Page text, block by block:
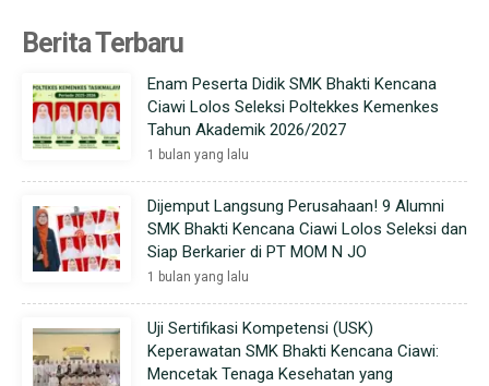
Berita Terbaru
Enam Peserta Didik SMK Bhakti Kencana
Ciawi Lolos Seleksi Poltekkes Kemenkes
Tahun Akademik 2026/2027
1 bulan yang lalu
Dijemput Langsung Perusahaan! 9 Alumni
SMK Bhakti Kencana Ciawi Lolos Seleksi dan
Siap Berkarier di PT MOM N JO
1 bulan yang lalu
Uji Sertifikasi Kompetensi (USK)
Keperawatan SMK Bhakti Kencana Ciawi:
Mencetak Tenaga Kesehatan yang